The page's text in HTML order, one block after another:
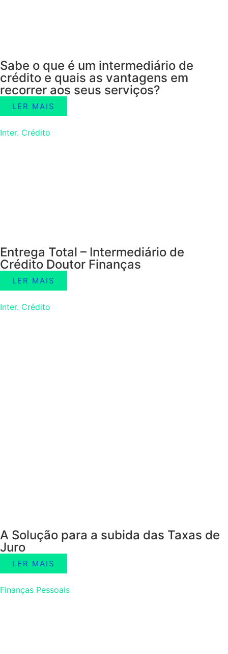
Sabe o que é um intermediário de
crédito e quais as vantagens em
recorrer aos seus serviços?
LER MAIS
Inter. Crédito
Entrega Total – Intermediário de
Crédito Doutor Finanças
LER MAIS
Inter. Crédito
A Solução para a subida das Taxas de
Juro
LER MAIS
Finanças Pessoais